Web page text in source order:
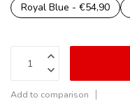
Royal Blue - €54,90
Add to comparison